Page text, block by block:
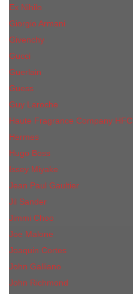
Ex Nihilo
Giorgio Armani
Givenchy
Gucci
Guerlain
Guess
Guy Laroche
Haute Fragrance Company HFC
Hermes
Hugo Boss
Issey Miyake
Jean Paul Gaultier
Jil Sander
Jimmi Choo
Jое Malоnе
Joaquin Cortes
John Galliano
John Richmond